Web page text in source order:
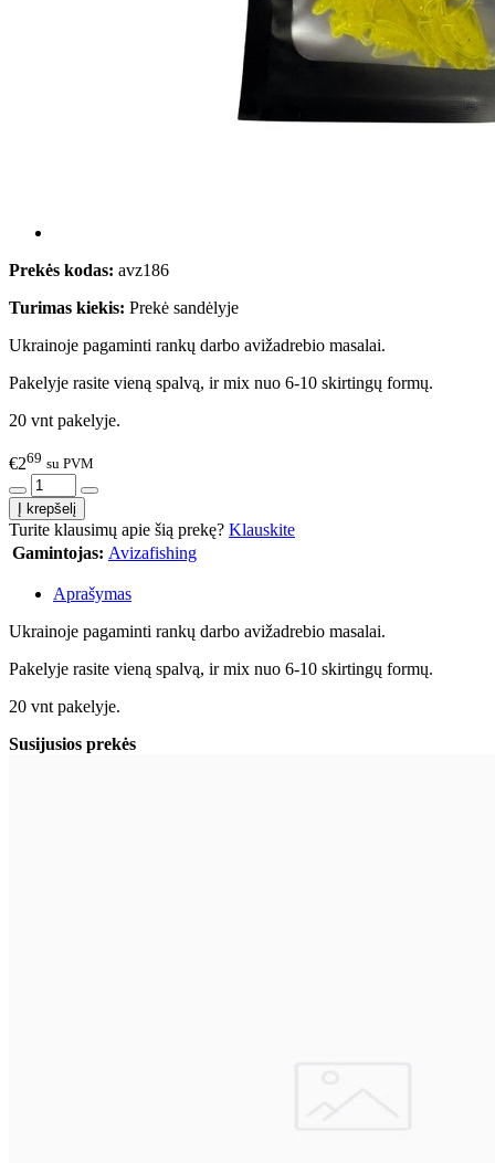
Prekės kodas: avz186
Turimas kiekis: Prekė sandėlyje
Ukrainoje pagaminti rankų darbo avižadrebio masalai.
Pakelyje rasite vieną spalvą, ir mix nuo 6-10 skirtingų formų.
20 vnt pakelyje.
€269 su PVM
Turite klausimų apie šią prekę? Klauskite
Gamintojas: Avizafishing
Aprašymas
Ukrainoje pagaminti rankų darbo avižadrebio masalai.
Pakelyje rasite vieną spalvą, ir mix nuo 6-10 skirtingų formų.
20 vnt pakelyje.
Susijusios prekės